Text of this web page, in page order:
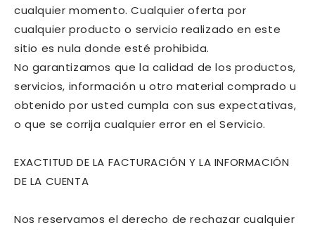
cualquier momento. Cualquier oferta por
cualquier producto o servicio realizado en este
sitio es nula donde esté prohibida.
No garantizamos que la calidad de los productos,
servicios, información u otro material comprado u
obtenido por usted cumpla con sus expectativas,
o que se corrija cualquier error en el Servicio.
EXACTITUD DE LA FACTURACIÓN Y LA INFORMACIÓN
DE LA CUENTA
Nos reservamos el derecho de rechazar cualquier